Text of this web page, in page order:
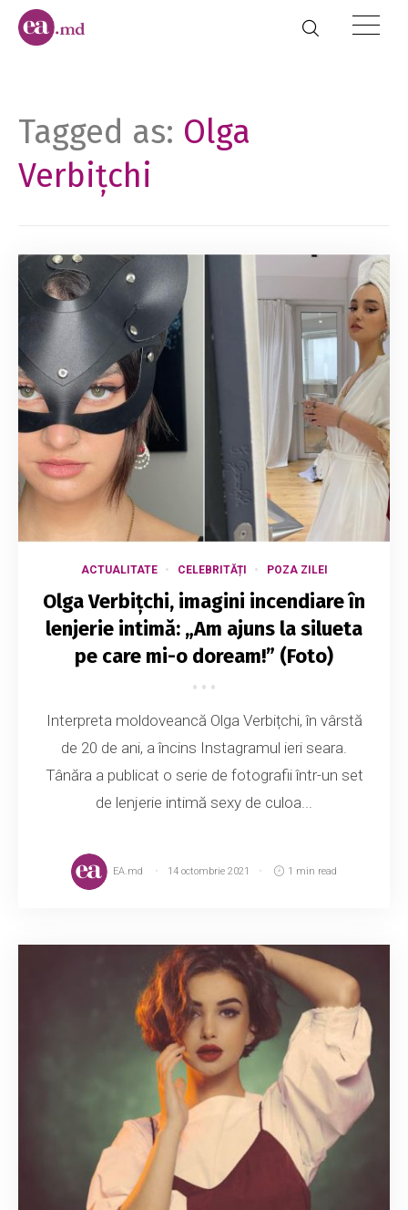
Tagged as: Olga
Verbițchi
ACTUALITATE CELEBRITĂȚI POZA ZILEI
Olga Verbițchi, imagini incendiare în
lenjerie intimă: „Am ajuns la silueta
pe care mi-o doream!” (Foto)
Interpreta moldoveancă Olga Verbițchi, în vârstă
de 20 de ani, a încins Instagramul ieri seara.
Tânăra a publicat o serie de fotografii într-un set
de lenjerie intimă sexy de culoa...
EA.md 14 octombrie 2021 1 min read